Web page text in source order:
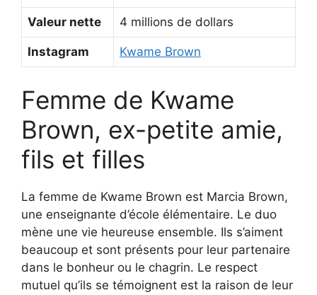
Valeur nette 4 millions de dollars
Instagram Kwame Brown
Femme de Kwame
Brown, ex-petite amie,
fils et filles
La femme de Kwame Brown est Marcia Brown,
une enseignante d’école élémentaire. Le duo
mène une vie heureuse ensemble. Ils s’aiment
beaucoup et sont présents pour leur partenaire
dans le bonheur ou le chagrin. Le respect
mutuel qu’ils se témoignent est la raison de leur